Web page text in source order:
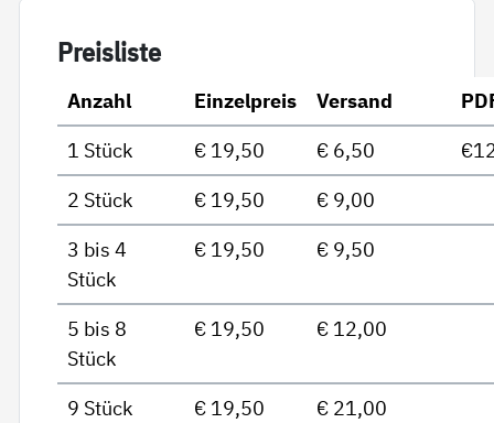
Preis­lis­te
Anzahl Einzelpreis Versand
1 Stück
€ 19,50 € 6,50
2 Stück
€ 19,50
€ 9,00
3 bis 4
Stück
€ 19,50 € 9,50
5 bis 8
Stück
€ 19,50 € 12,00
9 Stück € 19,50
€ 21,00